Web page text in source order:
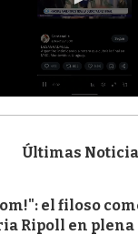
Últimas
el filoso
Ripoll en plena